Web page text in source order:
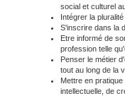
social et culturel
Intégrer la pluralité
S'inscrire dans la
Etre informé de
profession telle
Penser le métier
tout au long de la
Mettre en
intellectuelle, de